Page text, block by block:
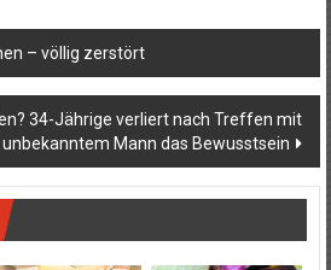
– völlig zerstört
34-Jährige verliert nach Treffen mit
unbekanntem Mann das Bewusstsein